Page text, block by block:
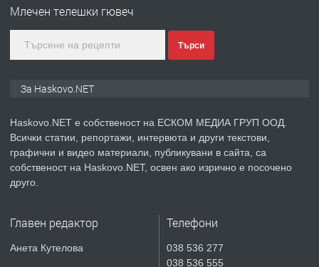
преди 2 дни
ПРЕДЛАГА
Къртене на бетон! Събаряне на
Млечен телешки гювеч
Търси
За Haskovo.NET
Haskovo.NET е собственост на ЕСКОМ МЕДИА ГРУП ООД.
Всички статии, репортажи, интервюта и други текстови,
графични и видео материали, публикувани в сайта, са
собственост на Haskovo.NET, освен ако изрично е посочено
друго.
Главен редактор
Анета Кутелова
Телефони
038 536 277
038 536 555